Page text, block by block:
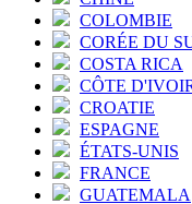
COLOMBIE
CORÉE DU
COSTA RICA
CÔTE
CROATIE
ESPAGNE
ÉTATS-UNIS
FRANCE
GUATEMALA